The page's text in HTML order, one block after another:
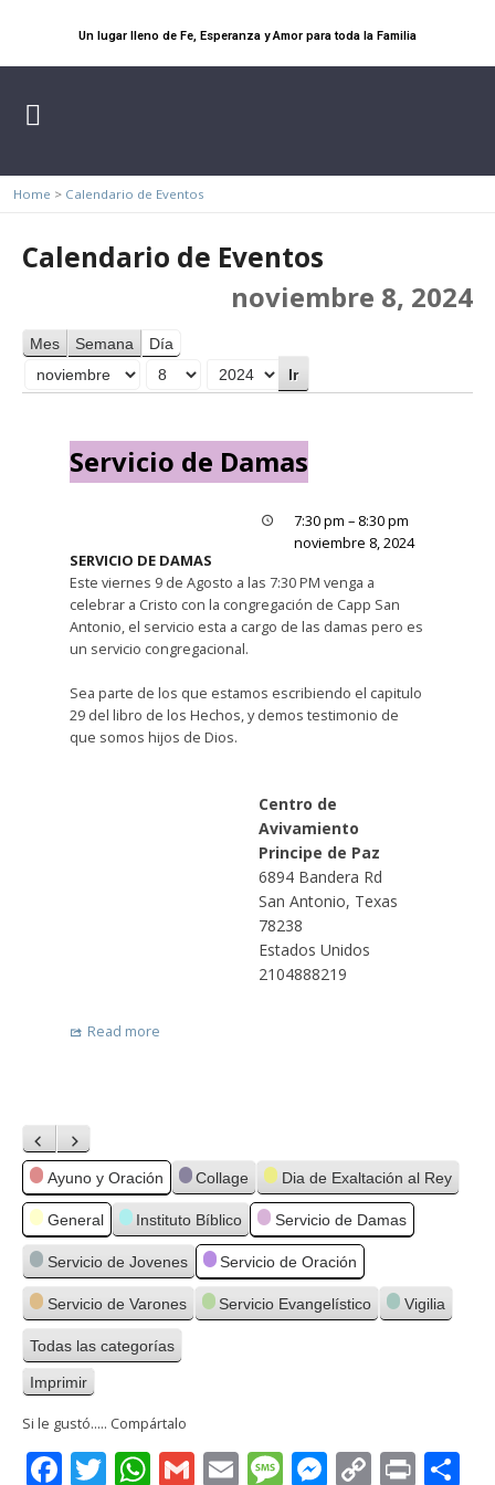
Un lugar lleno de Fe, Esperanza y Amor para toda la Familia
Home > Calendario de Eventos
Calendario de Eventos
noviembre 8, 2024
Mes Semana Día
Mes
Día
Año
Servicio de Damas
7:30 pm – 8:30 pm
noviembre 8, 2024
SERVICIO DE DAMAS
Este viernes 9 de Agosto a las 7:30 PM venga a
celebrar a Cristo con la congregación de Capp San
Antonio, el servicio esta a cargo de las damas pero es
un servicio congregacional.
Sea parte de los que estamos escribiendo el capitulo
29 del libro de los Hechos, y demos testimonio de
que somos hijos de Dios.
Centro de
Avivamiento
Principe de Paz
6894 Bandera Rd
San Antonio, Texas
78238
Estados Unidos
2104888219
Read more
Anterior
Siguiente
Categorías
Ayuno y Oración Collage Dia de Exaltación al Rey
General Instituto Bíblico Servicio de Damas
Servicio de Jovenes Servicio de Oración
Servicio de Varones Servicio Evangelístico Vigilia
Todas las categorías
Imprimir
Si le gustó..... Compártalo
Facebook
Twitter
WhatsApp
GmailEmailMessage
Copy
Print